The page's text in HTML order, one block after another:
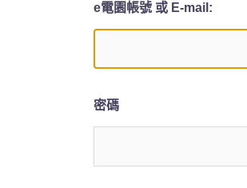
e電園帳號 或 E-mail:
密碼